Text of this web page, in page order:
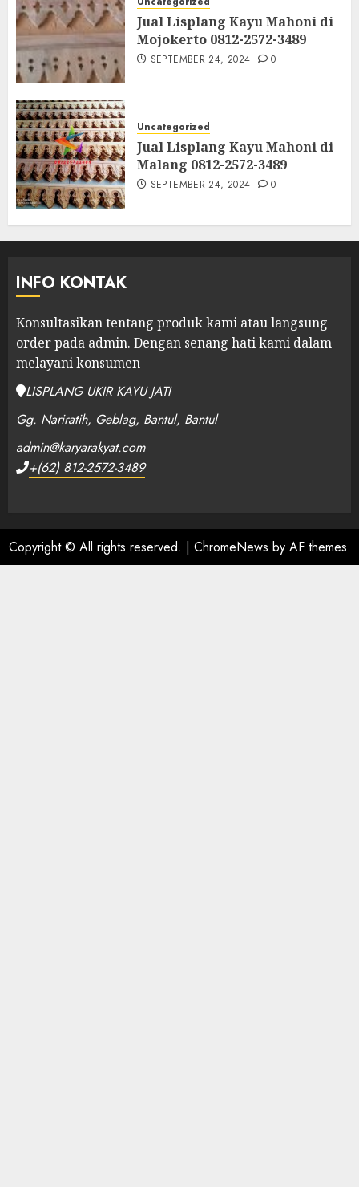
Jual Lisplang Kayu Mahoni di
Mojokerto 0812-2572-3489
SEPTEMBER 24, 2024 0
Uncategorized
Jual Lisplang Kayu Mahoni di
Malang 0812-2572-3489
SEPTEMBER 24, 2024 0
INFO KONTAK
Konsultasikan tentang produk kami atau langsung
order pada admin. Dengan senang hati kami dalam
melayani konsumen
LISPLANG UKIR KAYU JATI
Gg. Nariratih, Geblag, Bantul, Bantul
admin@karyarakyat.com
+(62) 812-2572-3489
Copyright © All rights reserved. | ChromeNews by AF themes.